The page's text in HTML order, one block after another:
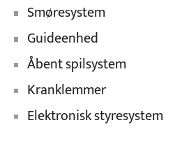
Smøresystem
Guideenhed
Åbent spilsystem
Kranklemmer
Elektronisk styresystem